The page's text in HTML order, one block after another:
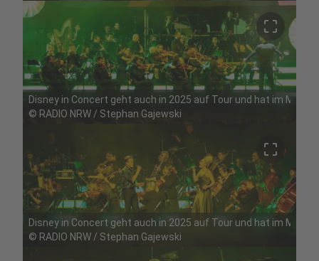
crop_free
Disney in Concert geht auch in 2025 auf Tour und hat im Mai
© RADIO NRW / Stephan Gajewski
crop_free
Disney in Concert geht auch in 2025 auf Tour und hat im Mai
© RADIO NRW / Stephan Gajewski